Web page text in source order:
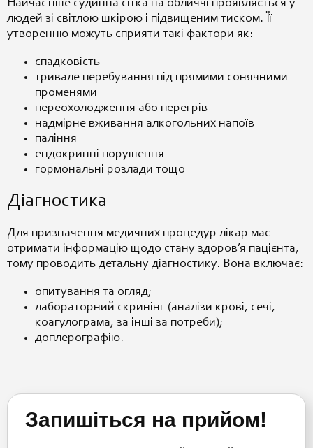
Найчастіше судинна сітка на обличчі проявляється у
людей зі світлою шкірою і підвищеним тиском. Її
утворенню можуть сприяти такі фактори як:
спадковість
тривале перебування під прямими сонячними
променями
переохолодження або перегрів
надмірне вживання алкогольних напоїв
паління
ендокринні порушення
гормональні розлади тощо
Діагностика
Для призначення медичних процедур лікар має
отримати інформацію щодо стану здоров’я пацієнта,
тому проводить детальну діагностику. Вона включає:
опитування та огляд;
лабораторний скринінг (аналізи крові, сечі,
коагулограма, за інші за потреби);
доплерографію.
Запишіться на прийом!